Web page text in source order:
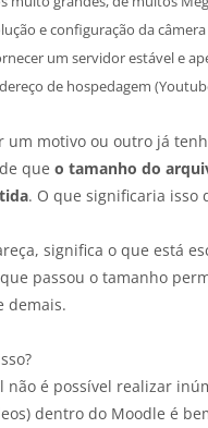
e configuração da
um servidor estável e
de hospedagem
um motivo ou outro já
que o tamanho do
. O que significaria isso
significa o que está
que passou o tamanho
demais.
não é possível realizar
dentro do Moodle é